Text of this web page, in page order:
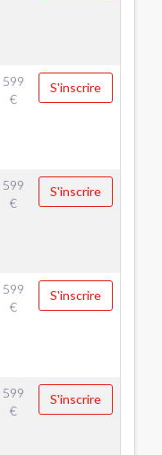
599
€
S'inscrire
599
€
S'inscrire
599
€
S'inscrire
599
€
S'inscrire